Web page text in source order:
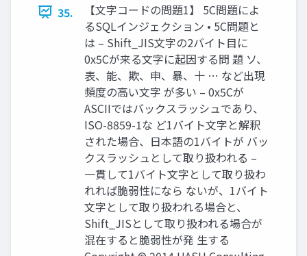
35.
【文字コードの問題1】 5C問題によ
るSQLインジェクション • 5C問題と
は – Shift_JIS文字の2バイト目に
0x5Cが来る文字に起因する問 題 ソ、
表、能、欺、申、暴、十 … など出現
頻度の高い文字 が多い – 0x5Cが
ASCIIではバックスラッシュであり、
ISO-8859-1な ど1バイト文字と解釈
された場合、日本語の1バイトが バッ
クスラッシュとして取り扱われる –
一貫して1バイト文字として取り扱わ
れれば脆弱性になら ないが、1バイト
文字として取り扱われる場合と、
Shift_JISとして取り扱われる場合が
混在すると脆弱性が発 生する